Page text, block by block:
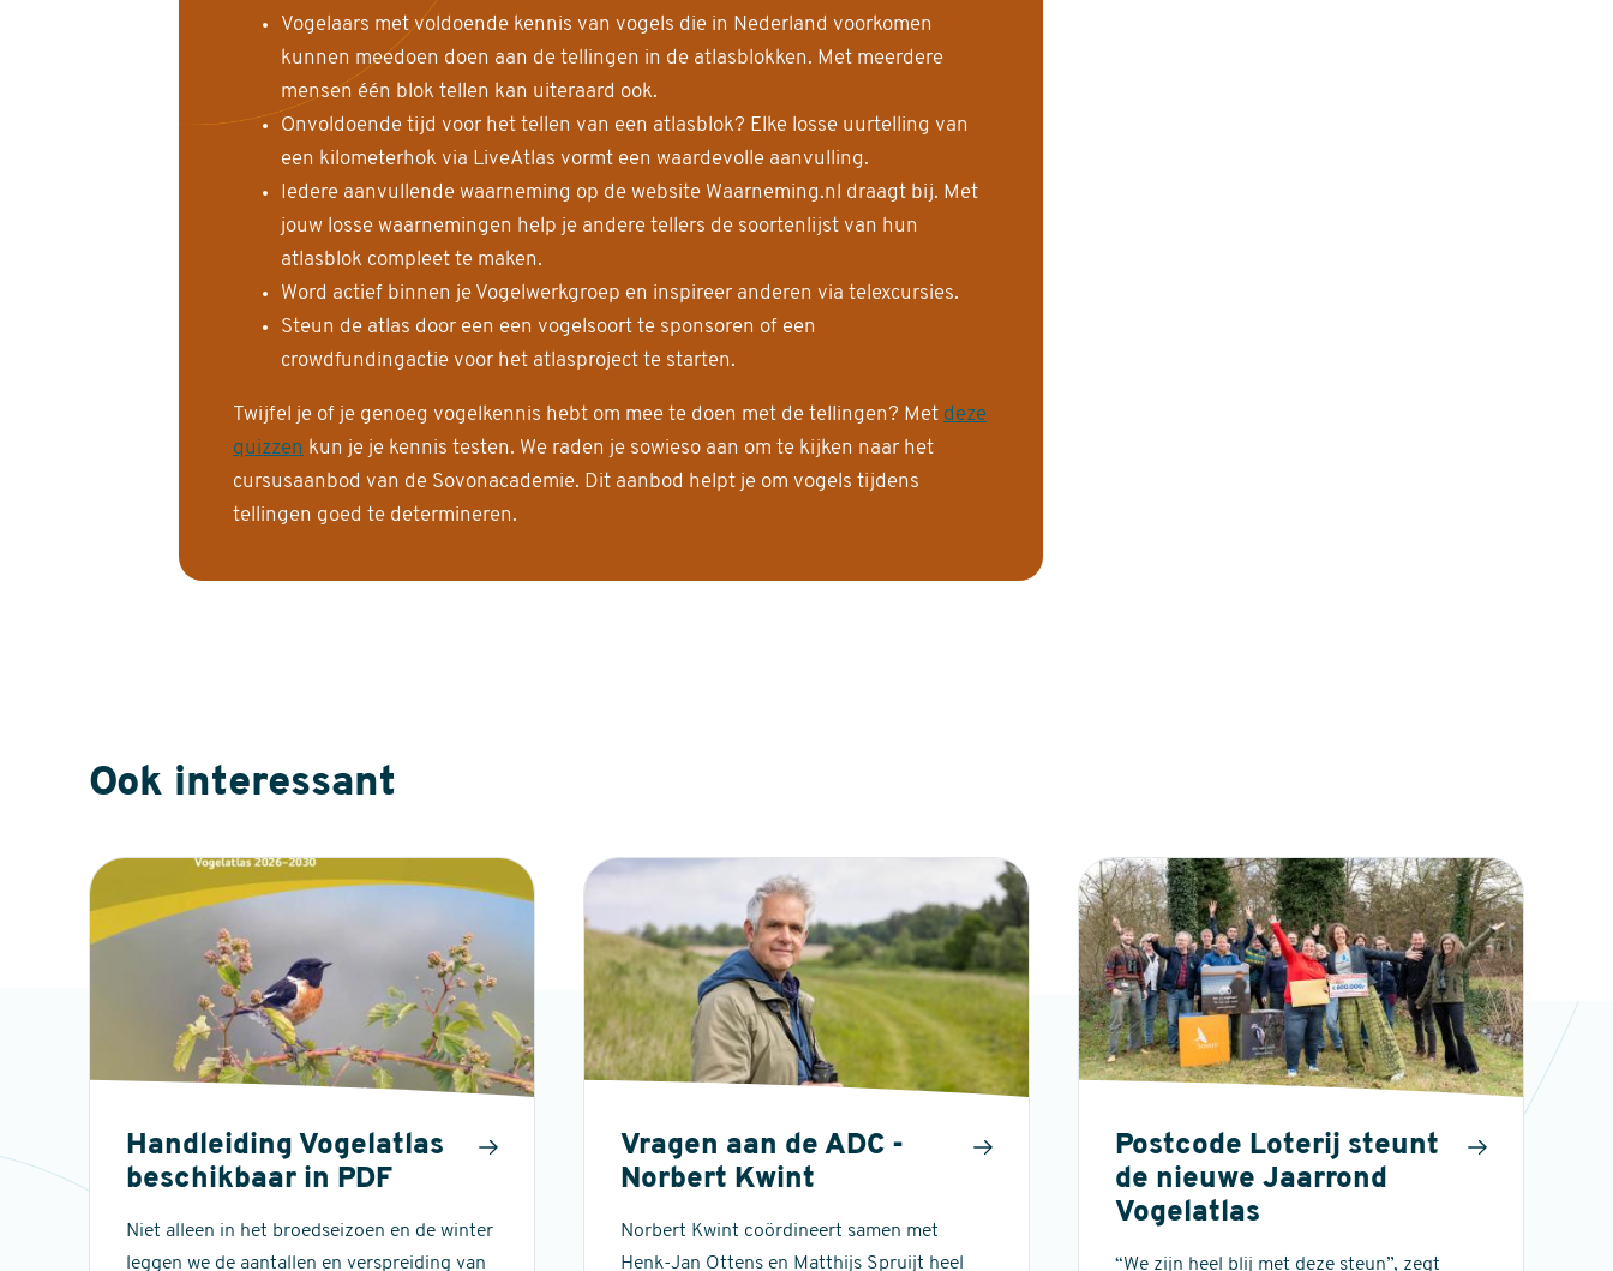
Vogelaars met voldoende kennis van vogels die in Nederland voorkomen
kunnen meedoen doen aan de tellingen in de atlasblokken. Met meerdere
mensen één blok tellen kan uiteraard ook.
Onvoldoende tijd voor het tellen van een atlasblok? Elke losse uurtelling van
een kilometerhok via LiveAtlas vormt een waardevolle aanvulling.
Iedere aanvullende waarneming op de website Waarneming.nl draagt bij. Met
jouw losse waarnemingen help je andere tellers de soortenlijst van hun
atlasblok compleet te maken.
Word actief binnen je Vogelwerkgroep en inspireer anderen via telexcursies.
Steun de atlas door een een vogelsoort te sponsoren of een
crowdfundingactie voor het atlasproject te starten.
Twijfel je of je genoeg vogelkennis hebt om mee te doen met de tellingen? Met deze
quizzen kun je je kennis testen. We raden je sowieso aan om te kijken naar het
cursusaanbod van de Sovonacademie. Dit aanbod helpt je om vogels tijdens
tellingen goed te determineren.
Ook interessant
Handleiding Vogelatlas
beschikbaar in PDF
Niet alleen in het broedseizoen en de winter
leggen we de aantallen en verspreiding van
Vragen aan de ADC -
Norbert Kwint
Norbert Kwint coördineert samen met
Henk-Jan Ottens en Matthijs Spruijt heel
Postcode Loterij steunt
de nieuwe Jaarrond
Vogelatlas
“We zijn heel blij met deze steun”, zegt